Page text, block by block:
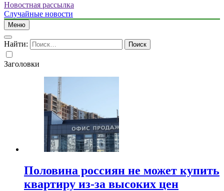
Новостная рассылка
Случайные новости
Меню
Найти:
Заголовки
Половина россиян не может купить
квартиру из-за высоких цен